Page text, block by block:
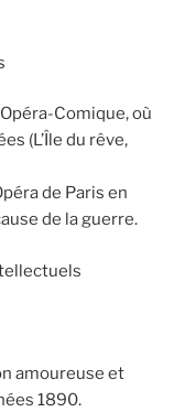
Comique, où
(L’Île du rêve,
de Paris en
de la guerre.
amoureuse et
1890.